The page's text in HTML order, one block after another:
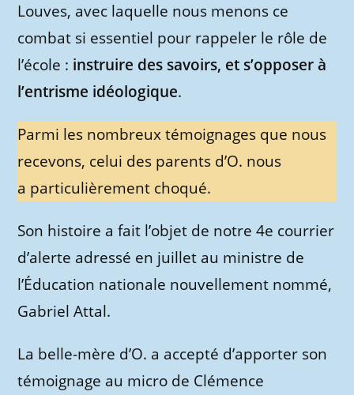
Louves, avec laquelle nous menons ce
combat si essentiel pour rappeler le rôle de
l’école : instruire des savoirs, et s’opposer à
l’entrisme idéologique.
Parmi les nombreux témoignages que nous
recevons, celui des parents d’O. nous
a particulièrement choqué.
Son histoire a fait l’objet de notre 4e courrier
d’alerte adressé en juillet au ministre de
l’Éducation nationale nouvellement nommé,
Gabriel Attal.
La belle-mère d’O. a accepté d’apporter son
témoignage au micro de Clémence